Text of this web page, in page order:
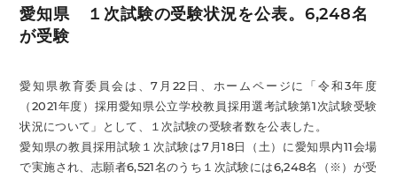
愛知県 １次試験の受験状況を公表。6,248名
が受験
愛知県教育委員会は、7月22日、ホームページに「令和3年度
（2021年度）採用愛知県公立学校教員採用選考試験第1次試験受験
状況について」として、１次試験の受験者数を公表した。
愛知県の教員採用試験１次試験は7月18日（土）に愛知県内11会場
で実施され、志願者6,521名のうち１次試験には6,248名（※）が受